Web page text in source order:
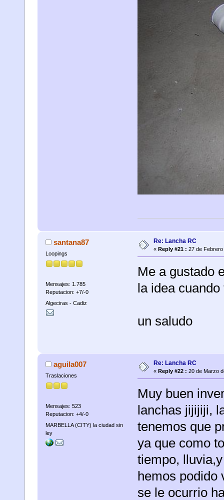
santana87
Loopings
Mensajes: 1.785
Reputacion: +7/-0
Algeciras - Cadiz
Re: Lancha RC
« Reply #21 : 27 de Febrero
Me a gustado
la idea
un saludo
aguila007
Traslaciones
Mensajes: 523
Reputacion: +4/-0
MARBELLA (CITY) la ciudad sin
ley
Re: Lancha RC
« Reply #22 : 20 de Marzo
Muy buen
lanchas jijijiji,
tenemos que
ya que como
tiempo,
hemos
se le ocurrio